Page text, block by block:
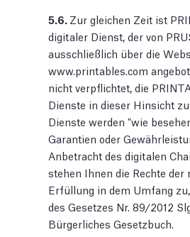
5.6. Zur gleichen Zeit ist
digitaler Dienst, der von
ausschließlich über die
www.printables.com
nicht verpflichtet, die
Dienste in dieser Hinsicht
Dienste werden "wie
Garantien oder
Anbetracht des digitalen
stehen Ihnen die Rechte der
Erfüllung in dem Umfang
des Gesetzes Nr. 89/2012
Bürgerliches Gesetzbuch.